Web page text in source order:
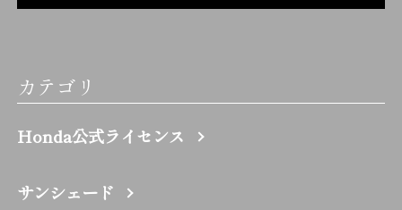
カテゴリ
Honda公式ライセンス
サンシェード